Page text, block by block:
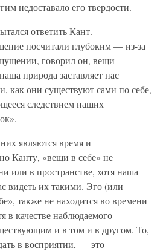
недоставало его твердости.
ответить Кант.
посчитали глубоким — из-за
говорил он, вещи
природа заставляет нас
как они существуют сами по себе,
следствием наших
являются время и
Канту, «вещи в себе» не
или в пространстве, хотя наша
видеть их такими. Эго (или
также не находится во времени
в качестве наблюдаемого
и в том и в другом. То,
в восприятии, — это